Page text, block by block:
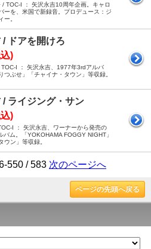
TOC-I ： 矢沢永吉10周年企画。キャロ
ーを、米国で新録音。プロデュース：ジ
ー。
/ ドアを開けろ
)
I ： 矢沢永吉、1977年3rdアルバ
つぶせ」「チャイナ・タウン」等収録。
/ ライジング・サン
)
I ： 矢沢永吉、ワーナーから発売の
バム。「YOKOHAMA FOGGY NIGHT」
ウン」等収録。
550 / 583 次のページへ
ページの先頭へ戻る